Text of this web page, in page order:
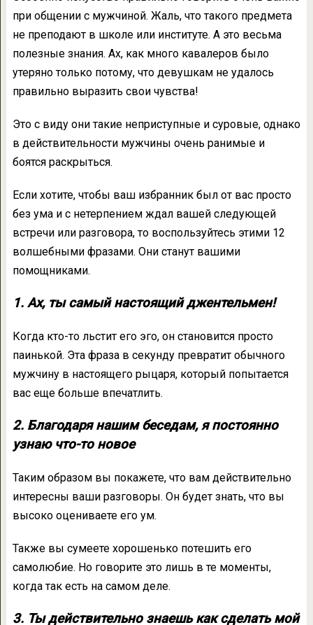
при общении с мужчиной. Жаль, что такого предмета
не преподают в школе или институте. А это весьма
полезные знания. Ах, как много кавалеров было
утеряно только потому, что девушкам не удалось
правильно выразить свои чувства!
Это с виду они такие неприступные и суровые, однако
в действительности мужчины очень ранимые и
боятся раскрыться.
Если хотите, чтобы ваш избранник был от вас просто
без ума и с нетерпением ждал вашей следующей
встречи или разговора, то воспользуйтесь этими 12
волшебными фразами. Они станут вашими
помощниками.
1. Ах, ты самый настоящий джентельмен!
Когда кто-то льстит его эго, он становится просто
паинькой. Эта фраза в секунду превратит обычного
мужчину в настоящего рыцаря, который попытается
вас еще больше впечатлить.
2. Благодаря нашим беседам, я постоянно
узнаю что-то новое
Таким образом вы покажете, что вам действительно
интересны ваши разговоры. Он будет знать, что вы
высоко оцениваете его ум.
Также вы сумеете хорошенько потешить его
самолюбие. Но говорите это лишь в те моменты,
когда так есть на самом деле.
3. Ты действительно знаешь как сделать мой